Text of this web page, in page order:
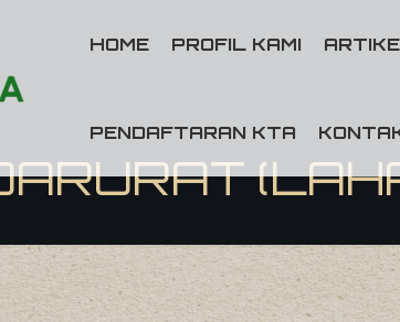
HOME PROFIL KAMI
PENDAFTARAN KTA